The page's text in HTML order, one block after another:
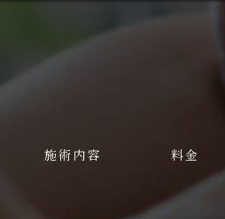
施術内容 料金